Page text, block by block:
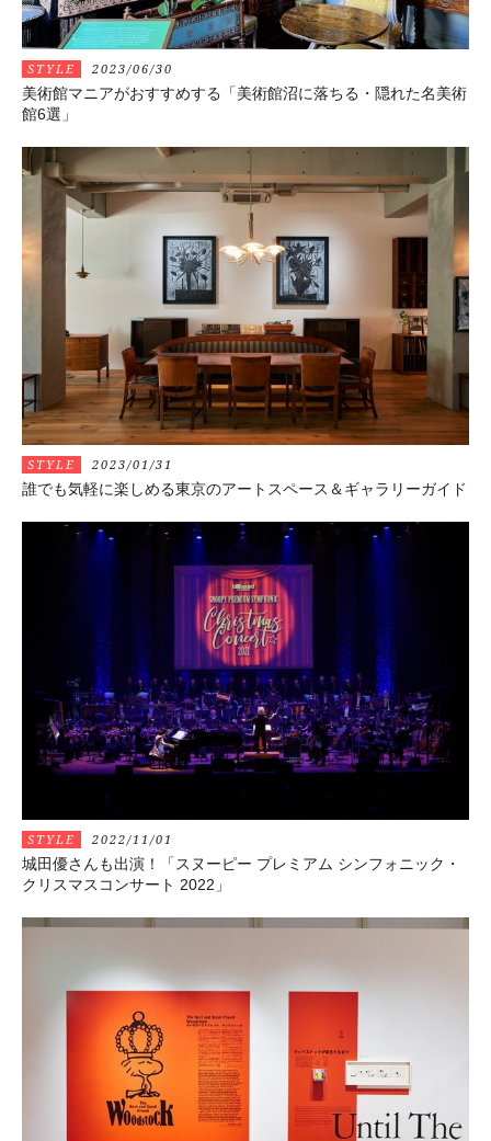
STYLE 2023/06/30
美術館マニアがおすすめする「美術館沼に落ちる・隠れた名美術
館6選」
STYLE 2023/01/31
誰でも気軽に楽しめる東京のアートスペース＆ギャラリーガイド
STYLE 2022/11/01
城田優さんも出演！「スヌーピー プレミアム シンフォニック・
クリスマスコンサート 2022」